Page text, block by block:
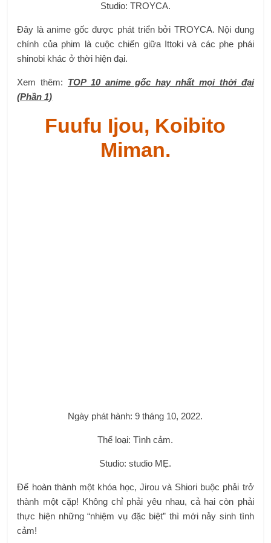
Studio: TROYCA.
Đây là anime gốc được phát triển bởi TROYCA. Nội dung
chính của phim là cuộc chiến giữa Ittoki và các phe phái
shinobi khác ở thời hiện đại.
Xem thêm: TOP 10 anime gốc hay nhất mọi thời đại
(Phần 1)
Fuufu Ijou, Koibito
Miman.
Ngày phát hành: 2 tháng 10 năm 2022.
Thể loại: Hài.
Studio: Kamikaze Douga, Space Neko Company.
Phần 2 của Poputepipikku, bộ anime dở khóc dở cười
nhưng vô cùng hài hước đã làm mưa làm gió cách đây
nhiều năm.